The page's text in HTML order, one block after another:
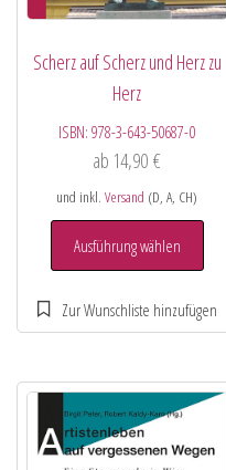
Scherz auf Scherz und Herz zu
Herz
ISBN:978-3-643-50687-0
ab 14,90€
und inkl.Versand (D, A, CH)
Ausführung wählen